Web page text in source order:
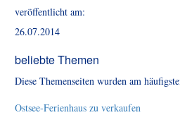
veröffentlicht am:
26.07.2014
beliebte Themen
Diese Themenseiten wurden am
Ostsee-Ferienhaus zu verkaufen